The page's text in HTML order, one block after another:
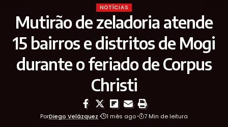
NOTÍCIAS
Mutirão de zeladoria atende
15 bairros e distritos de Mogi
durante o feriado de Corpus
Christi
PorDiego Velázquez 1 mês ago 7 Min de leitura